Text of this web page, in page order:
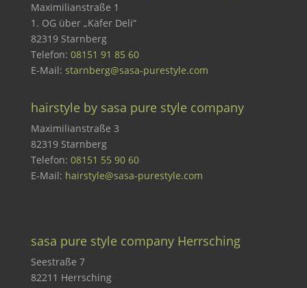
Maximilianstraße 1
1. OG über „Käfer Deli“
82319 Starnberg
Telefon: 08151 91 85 60
E-Mail: starnberg@sasa-purestyle.com
hairstyle by sasa pure style company
Maximilianstraße 3
82319 Starnberg
Telefon: 08151 55 90 60
E-Mail: hairstyle@sasa-purestyle.com
sasa pure style company Herrsching
Seestraße 7
82211 Herrsching